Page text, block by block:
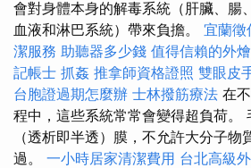
會對身體本身的解毒系統（肝臟、腸
血液和淋巴系統）帶來負擔。 宜蘭徵
潔服務 助聽器多少錢 值得信賴的外
記帳士 抓姦 推拿師資格證照 雙眼皮
台胞證過期怎麼辦 士林撥筋療法 在
程中，這些系統常常會變得超負荷。
（透析即半透）膜，不允許大分子物
過。 一小時居家清潔費用 台北高級